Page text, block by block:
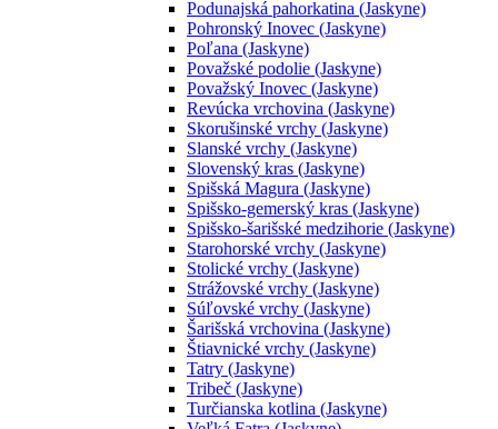
Podunajská pahorkatina (Jaskyne)
Pohronský Inovec (Jaskyne)
Poľana (Jaskyne)
Považské podolie (Jaskyne)
Považský Inovec (Jaskyne)
Revúcka vrchovina (Jaskyne)
Skorušinské vrchy (Jaskyne)
Slanské vrchy (Jaskyne)
Slovenský kras (Jaskyne)
Spišská Magura (Jaskyne)
Spišsko-gemerský kras (Jaskyne)
Spišsko-šarišské medzihorie (Jaskyne)
Starohorské vrchy (Jaskyne)
Stolické vrchy (Jaskyne)
Strážovské vrchy (Jaskyne)
Súľovské vrchy (Jaskyne)
Šarišská vrchovina (Jaskyne)
Štiavnické vrchy (Jaskyne)
Tatry (Jaskyne)
Tribeč (Jaskyne)
Turčianska kotlina (Jaskyne)